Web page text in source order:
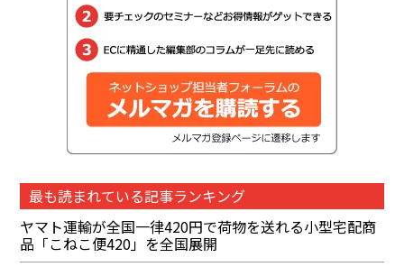
最も読まれている記事ランキング
ヤマト運輸が全国一律420円で荷物を送れる小型宅配商
品「こねこ便420」を全国展開